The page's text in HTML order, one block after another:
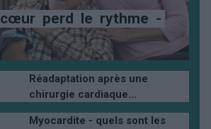
cœur perd le rythme -
Réadaptation après une
chirurgie cardiaque...
Myocardite - quels sont les